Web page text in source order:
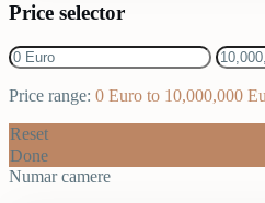
Price selector
Price range: 0 Euro to 10,000,000
Reset
Done
Numar camere